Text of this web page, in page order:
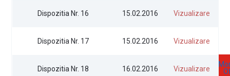
Dispozitia Nr. 16 15.02.2016 Vizualizare
Dispozitia Nr. 17 15.02.2016 Vizualizare
Dispozitia Nr. 18 16.02.2016 Vizualizare